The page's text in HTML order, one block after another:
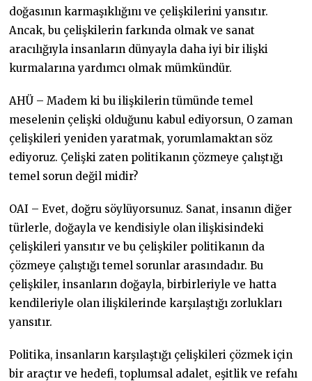
doğasının karmaşıklığını ve çelişkilerini yansıtır.
Ancak, bu çelişkilerin farkında olmak ve sanat
aracılığıyla insanların dünyayla daha iyi bir ilişki
kurmalarına yardımcı olmak mümkündür.
AHÜ – Madem ki bu ilişkilerin tümünde temel
meselenin çelişki olduğunu kabul ediyorsun, O zaman
çelişkileri yeniden yaratmak, yorumlamaktan söz
ediyoruz. Çelişki zaten politikanın çözmeye çalıştığı
temel sorun değil midir?
OAI – Evet, doğru söylüyorsunuz. Sanat, insanın diğer
türlerle, doğayla ve kendisiyle olan ilişkisindeki
çelişkileri yansıtır ve bu çelişkiler politikanın da
çözmeye çalıştığı temel sorunlar arasındadır. Bu
çelişkiler, insanların doğayla, birbirleriyle ve hatta
kendileriyle olan ilişkilerinde karşılaştığı zorlukları
yansıtır.
Politika, insanların karşılaştığı çelişkileri çözmek için
bir araçtır ve hedefi, toplumsal adalet, eşitlik ve refahı